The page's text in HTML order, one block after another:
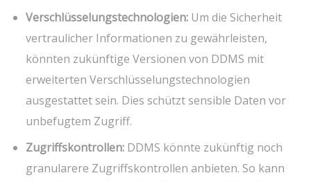
Verschlüsselungstechnologien: Um die Sicherheit
vertraulicher Informationen zu gewährleisten,
könnten zukünftige Versionen von DDMS mit
erweiterten Verschlüsselungstechnologien
ausgestattet sein. Dies schützt sensible Daten vor
unbefugtem Zugriff.
Zugriffskontrollen: DDMS könnte zukünftig noch
granularere Zugriffskontrollen anbieten. So kann